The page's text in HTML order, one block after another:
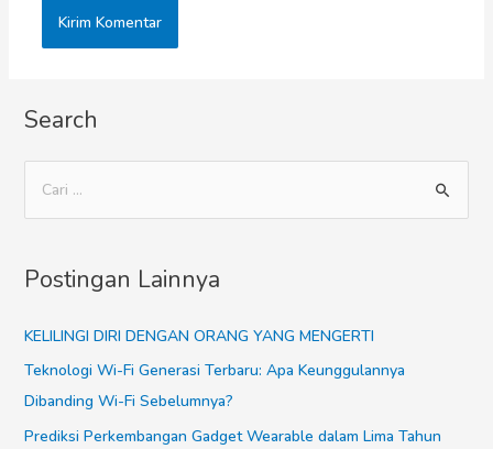
Search
Postingan Lainnya
KELILINGI DIRI DENGAN ORANG YANG MENGERTI
Teknologi Wi-Fi Generasi Terbaru: Apa Keunggulannya
Dibanding Wi-Fi Sebelumnya?
Prediksi Perkembangan Gadget Wearable dalam Lima Tahun